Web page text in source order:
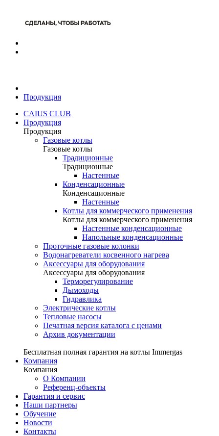
Продукция
CAIUS CLUB
Продукция
Продукция
Газовые котлы
Газовые котлы
Традиционные
Традиционные
Настенные
Конденсационные
Конденсационные
Настенные
Котлы для коммерческого применения
Котлы для коммерческого применения
Настенные конденсационные
Напольные конденсационные
Проточные газовые колонки
Водонагреватели косвенного нагрева
Аксессуары для оборудования
Аксессуары для оборудования
Терморегулирование
Дымоходы
Гидравлика
Электрические котлы
Тепловые насосы
Печатная версия каталога с ценами
Архив документации
Бесплатная полная гарантия на котлы Immergas
Компания
Компания
О Компании
Референц-объекты
Гарантия и сервис
Наши партнеры
Обучение
Новости
Контакты